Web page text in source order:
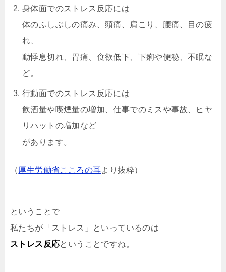
身体面でのストレス反応には
体のふしぶしの痛み、頭痛、肩こり、腰痛、目の疲
れ、
動悸息切れ、胃痛、食欲低下、下痢や便秘、不眠な
ど。
行動面でのストレス反応には
飲酒量や喫煙量の増加、仕事でのミスや事故、ヒヤ
リハットの増加など
があります。
（ 厚生労働省こころの耳より抜粋）
ということで
私たちが「ストレス」といっているのは
ストレス反応ということですね。